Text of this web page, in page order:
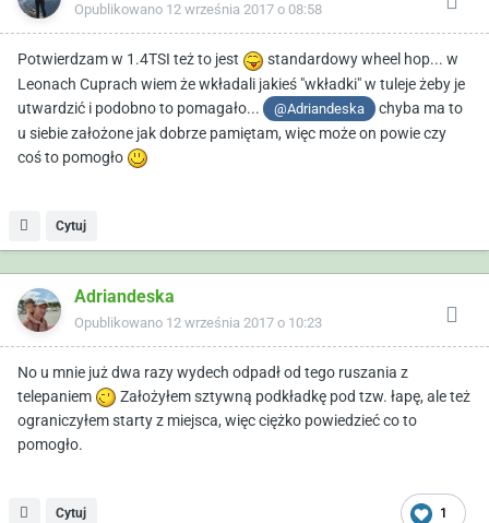
Opublikowano 12 września 2017 o 08:58
Potwierdzam w 1.4TSI też to jest
standardowy wheel hop... w
Leonach Cuprach wiem że wkładali jakieś "wkładki" w tuleje żeby je
utwardzić i podobno to pomagało...
@Adriandeska
chyba ma to
u siebie założone jak dobrze pamiętam, więc może on powie czy
coś to pomogło
Cytuj
Adriandeska
Opublikowano 12 września 2017 o 10:23
No u mnie już dwa razy wydech odpadł od tego ruszania z
telepaniem
Założyłem sztywną podkładkę pod tzw. łapę, ale też
ograniczyłem starty z miejsca, więc ciężko powiedzieć co to
pomogło.
1
Cytuj